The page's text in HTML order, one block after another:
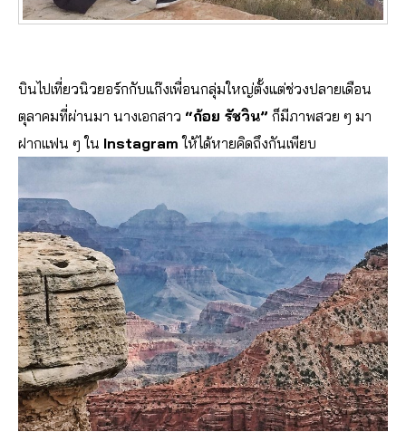
บินไปเที่ยวนิวยอร์กกับแก๊งเพื่อนกลุ่มใหญ่ตั้งแต่ช่วงปลายเดือน
ตุลาคมที่ผ่านมา นางเอกสาว “ก้อย รัชวิน” ก็มีภาพสวย ๆ มา
ฝากแฟน ๆ ใน Instagram ให้ได้หายคิดถึงกันเพียบ